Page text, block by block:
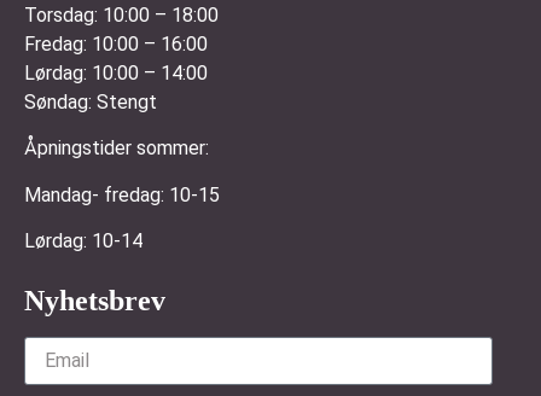
Torsdag: 10:00 – 18:00
Fredag: 10:00 – 16:00
Lørdag: 10:00 – 14:00
Søndag: Stengt
Åpningstider sommer:
Mandag- fredag: 10-15
Lørdag: 10-14
Nyhetsbrev